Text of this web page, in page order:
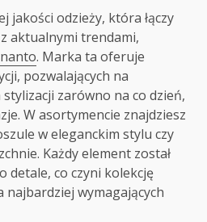
jakości odzieży, która łączy
aktualnymi trendami,
. Marka ta oferuje
pozwalających na
zarówno na co dzień,
W asortymencie znajdziesz
w eleganckim stylu czy
Każdy element został
detale, co czyni kolekcję
wymagających